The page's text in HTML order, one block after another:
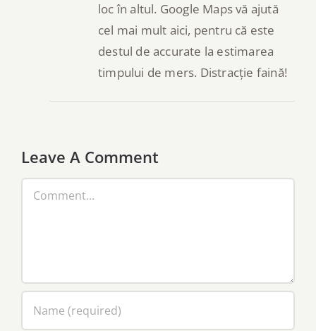
loc în altul. Google Maps vă ajută
cel mai mult aici, pentru că este
destul de accurate la estimarea
timpului de mers. Distracție faină!
Leave A Comment
Comment